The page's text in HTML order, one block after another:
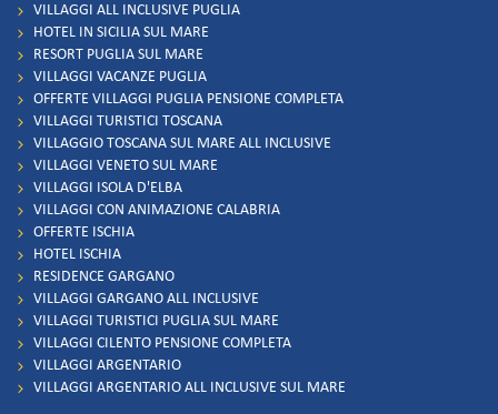
VILLAGGI ALL INCLUSIVE PUGLIA
HOTEL IN SICILIA SUL MARE
RESORT PUGLIA SUL MARE
VILLAGGI VACANZE PUGLIA
OFFERTE VILLAGGI PUGLIA PENSIONE COMPLETA
VILLAGGI TURISTICI TOSCANA
VILLAGGIO TOSCANA SUL MARE ALL INCLUSIVE
VILLAGGI VENETO SUL MARE
VILLAGGI ISOLA D'ELBA
VILLAGGI CON ANIMAZIONE CALABRIA
OFFERTE ISCHIA
HOTEL ISCHIA
RESIDENCE GARGANO
VILLAGGI GARGANO ALL INCLUSIVE
VILLAGGI TURISTICI PUGLIA SUL MARE
VILLAGGI CILENTO PENSIONE COMPLETA
VILLAGGI ARGENTARIO
VILLAGGI ARGENTARIO ALL INCLUSIVE SUL MARE